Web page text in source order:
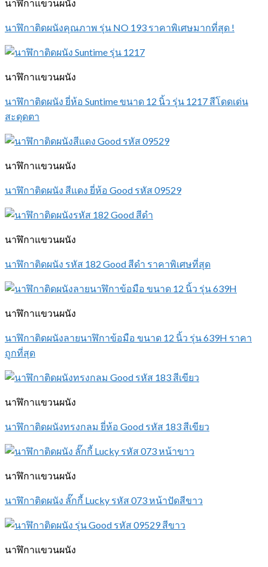
นาฬิกาแขวนผนัง
นาฬิกาติดผนังคุณภาพ รุ่น NO 193 ราคาพิเศษมากที่สุด !
นาฬิกาแขวนผนัง
นาฬิกาติดผนัง ยี่ห้อ Suntime ขนาด 12 นิ้ว รุ่น 1217 สีโดดเด่น
สะดุดตา
นาฬิกาแขวนผนัง
นาฬิกาติดผนัง สีแดง ยี่ห้อ Good รหัส 09529
นาฬิกาแขวนผนัง
นาฬิกาติดผนัง รหัส 182 Good สีดำ ราคาพิเศษที่สุด
นาฬิกาแขวนผนัง
นาฬิกาติดผนังลายนาฬิกาข้อมือ ขนาด 12 นิ้ว รุ่น 639H ราคา
ถูกที่สุด
นาฬิกาแขวนผนัง
นาฬิกาติดผนังทรงกลม ยี่ห้อ Good รหัส 183 สีเขียว
นาฬิกาแขวนผนัง
นาฬิกาติดผนัง ลั๊กกี้ Lucky รหัส 073 หน้าปัดสีขาว
นาฬิกาแขวนผนัง